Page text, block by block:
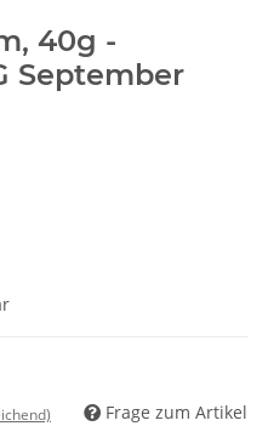
40g -
September
Frage zum Artikel